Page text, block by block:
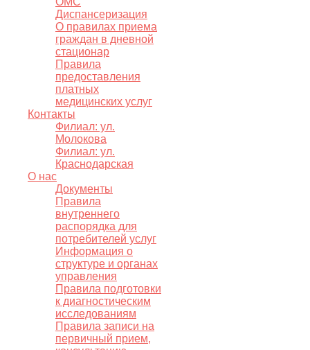
Диспансеризация
О правилах приема
граждан в дневной
стационар
Правила
предоставления
платных
медицинских услуг
Контакты
Филиал: ул.
Молокова
Филиал: ул.
Краснодарская
О нас
Документы
Правила
внутреннего
распорядка для
потребителей услуг
Информация о
структуре и органах
управления
Правила подготовки
к диагностическим
исследованиям
Правила записи на
первичный прием,